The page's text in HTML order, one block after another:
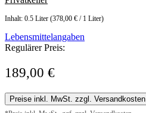
Inhalt: 0.5 Liter (378,00 € / 1 Liter)
Lebensmittelangaben
Regulärer Preis:
189,00 €
Preise inkl. MwSt. zzgl. Versandkosten